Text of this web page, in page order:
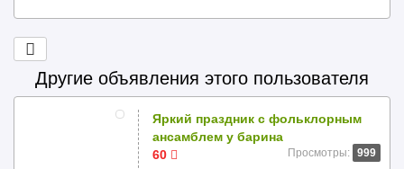
Другие объявления этого пользователя
Яркий праздник с фольклорным
ансамблем у барина
60
Просмотры: 999